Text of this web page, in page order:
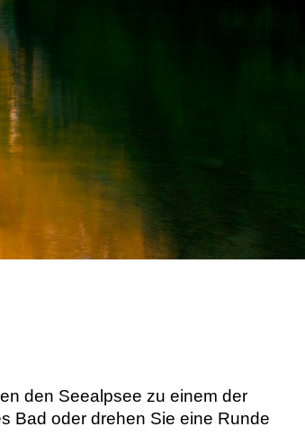
den Seealpsee zu einem der
Bad oder drehen Sie eine Runde